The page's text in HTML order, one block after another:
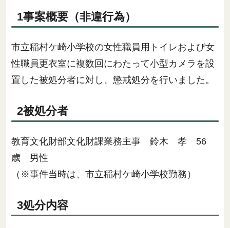
1事案概要（非違行為）
市立稲村ケ崎小学校の女性職員用トイレおよび女
性職員更衣室に複数回にわたって小型カメラを設
置した被処分者に対し、懲戒処分を行いました。
2被処分者
教育文化財部文化財課業務主事 鈴木 孝 56
歳 男性
（※事件当時は、市立稲村ケ崎小学校勤務）
3処分内容